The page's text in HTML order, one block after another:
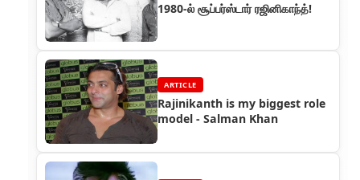
1980-ல் சூப்பர்ஸ்டார் ரஜினிகாந்த்!
ARTICLE
Rajinikanth is my biggest role
model - Salman Khan